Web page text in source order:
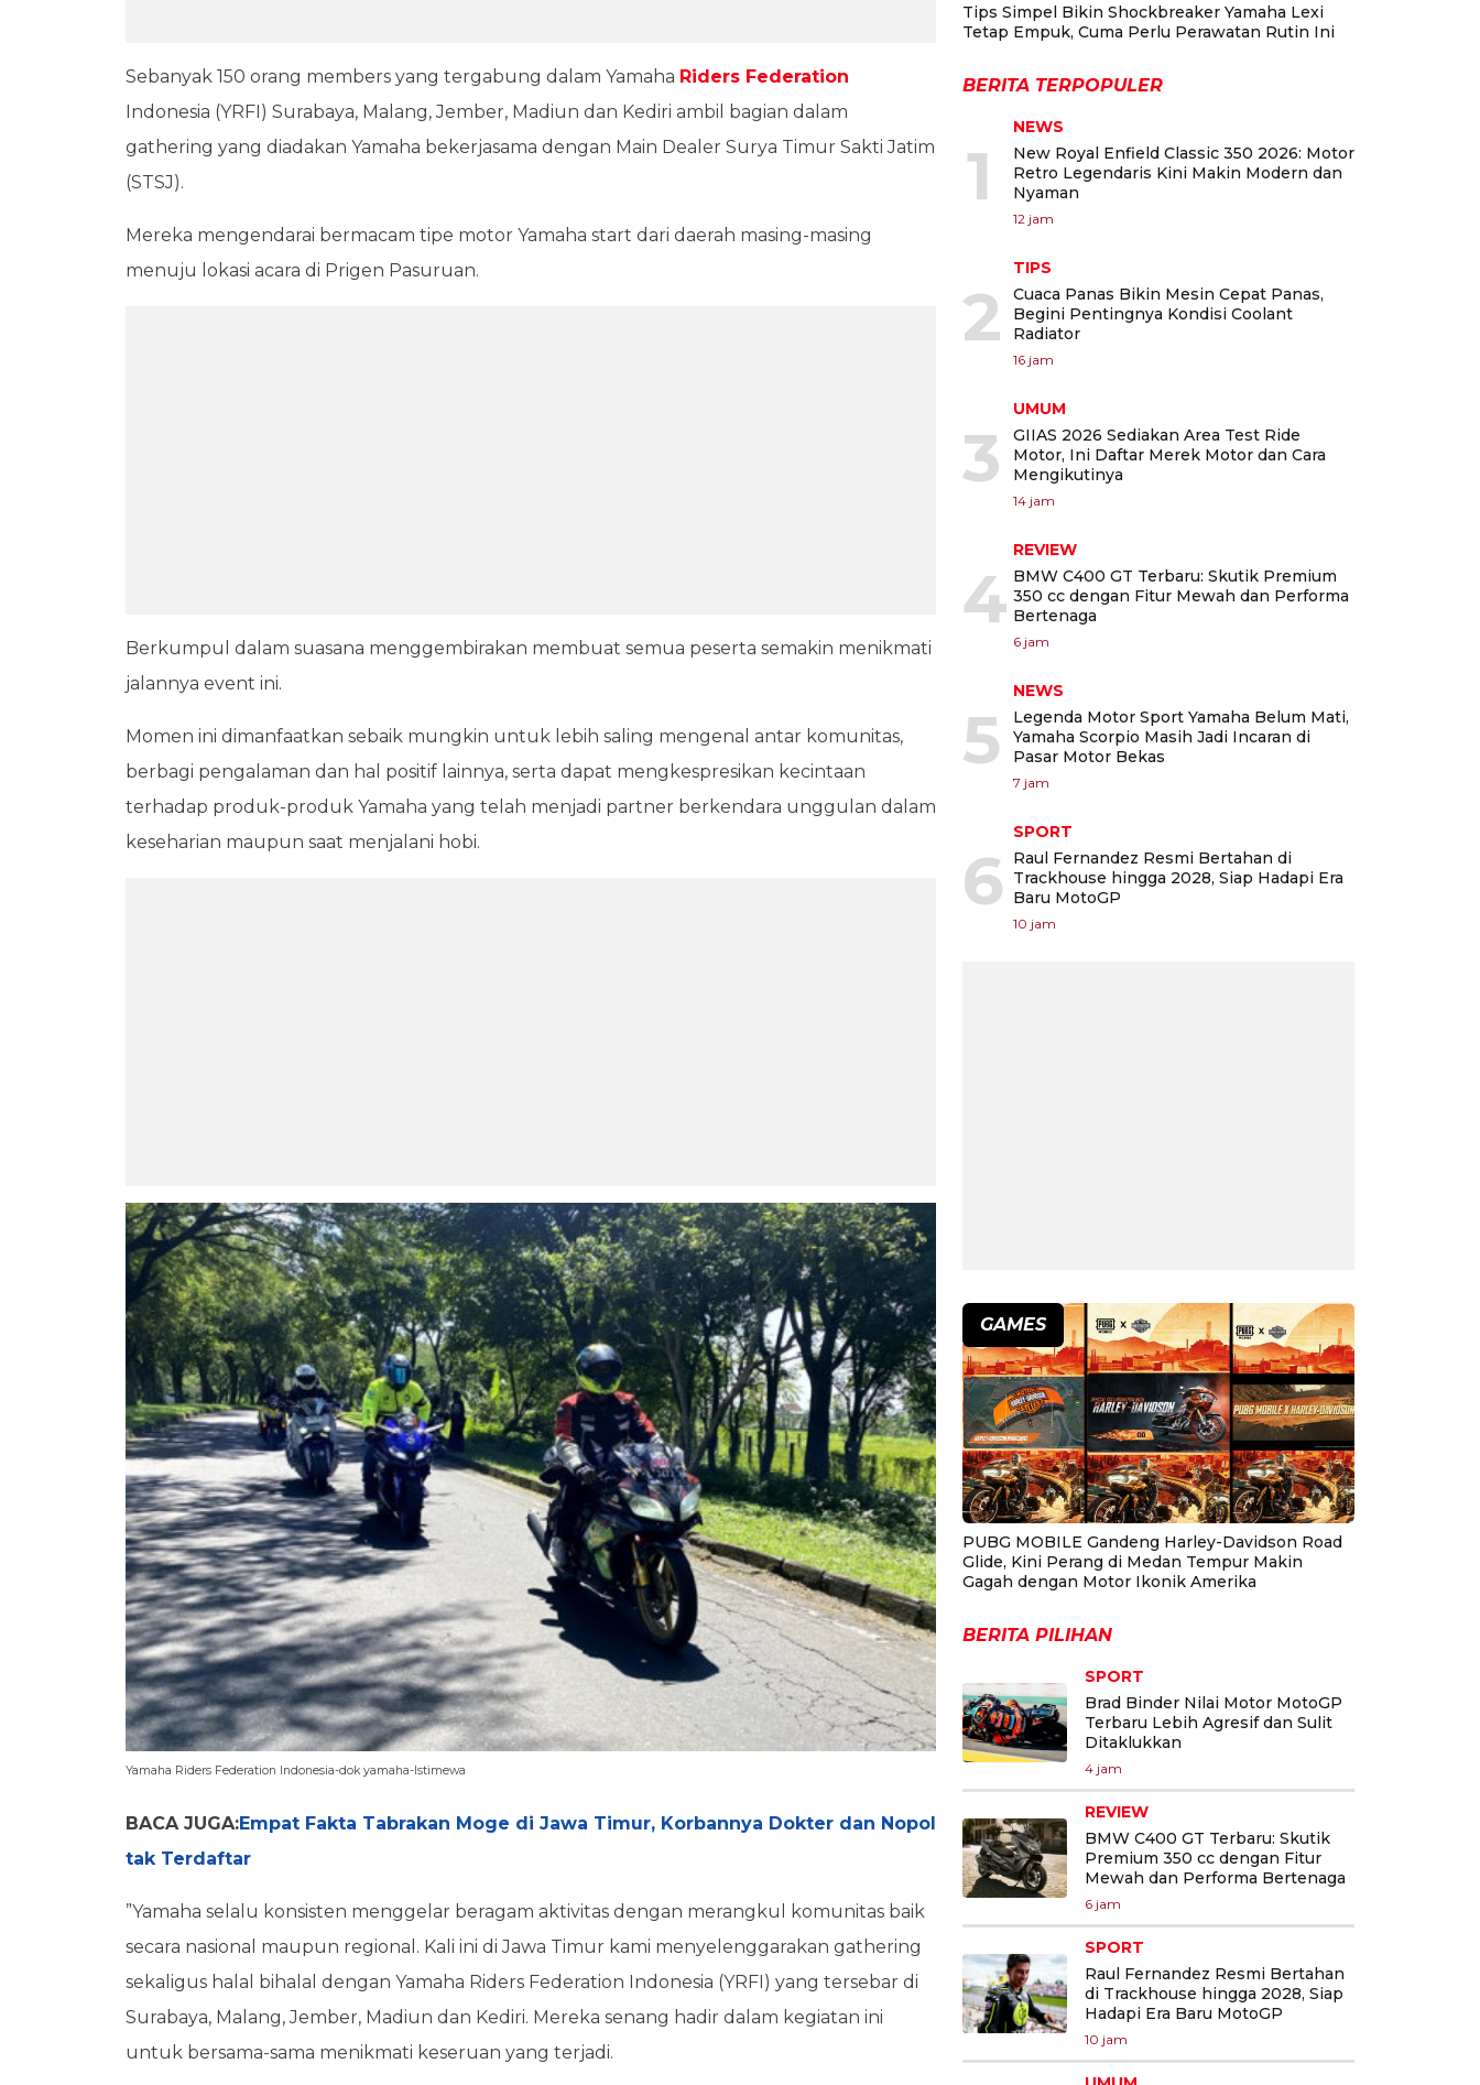
Sebanyak 150 orang members yang tergabung dalam Yamaha Riders Federation
Indonesia (YRFI) Surabaya, Malang, Jember, Madiun dan Kediri ambil bagian dalam
gathering yang diadakan Yamaha bekerjasama dengan Main Dealer Surya Timur Sakti Jatim
(STSJ).
Mereka mengendarai bermacam tipe motor Yamaha start dari daerah masing-masing
menuju lokasi acara di Prigen Pasuruan.
Berkumpul dalam suasana menggembirakan membuat semua peserta semakin menikmati
jalannya event ini.
Momen ini dimanfaatkan sebaik mungkin untuk lebih saling mengenal antar komunitas,
berbagi pengalaman dan hal positif lainnya, serta dapat mengkespresikan kecintaan
terhadap produk-produk Yamaha yang telah menjadi partner berkendara unggulan dalam
keseharian maupun saat menjalani hobi.
Yamaha Riders Federation Indonesia-dok yamaha-Istimewa
BACA JUGA:Empat Fakta Tabrakan Moge di Jawa Timur, Korbannya Dokter dan Nopol
tak Terdaftar
”Yamaha selalu konsisten menggelar beragam aktivitas dengan merangkul komunitas baik
secara nasional maupun regional. Kali ini di Jawa Timur kami menyelenggarakan gathering
sekaligus halal bihalal dengan Yamaha Riders Federation Indonesia (YRFI) yang tersebar di
Surabaya, Malang, Jember, Madiun dan Kediri. Mereka senang hadir dalam kegiatan ini
untuk bersama-sama menikmati keseruan yang terjadi.
Tips Simpel Bikin Shockbreaker Yamaha Lexi
Tetap Empuk, Cuma Perlu Perawatan Rutin Ini
BERITA TERPOPULER
1
NEWS
New Royal Enfield Classic 350 2026: Motor
Retro Legendaris Kini Makin Modern dan
Nyaman
12 jam
2
TIPS
Cuaca Panas Bikin Mesin Cepat Panas,
Begini Pentingnya Kondisi Coolant
Radiator
16 jam
3
UMUM
GIIAS 2026 Sediakan Area Test Ride
Motor, Ini Daftar Merek Motor dan Cara
Mengikutinya
14 jam
4
REVIEW
BMW C400 GT Terbaru: Skutik Premium
350 cc dengan Fitur Mewah dan Performa
Bertenaga
6 jam
5
NEWS
Legenda Motor Sport Yamaha Belum Mati,
Yamaha Scorpio Masih Jadi Incaran di
Pasar Motor Bekas
7 jam
6
SPORT
Raul Fernandez Resmi Bertahan di
Trackhouse hingga 2028, Siap Hadapi Era
Baru MotoGP
10 jam
GAMES
PUBG MOBILE Gandeng Harley-Davidson Road
Glide, Kini Perang di Medan Tempur Makin
Gagah dengan Motor Ikonik Amerika
BERITA PILIHAN
SPORT
Brad Binder Nilai Motor MotoGP
Terbaru Lebih Agresif dan Sulit
Ditaklukkan
4 jam
REVIEW
BMW C400 GT Terbaru: Skutik
Premium 350 cc dengan Fitur
Mewah dan Performa Bertenaga
6 jam
SPORT
Raul Fernandez Resmi Bertahan
di Trackhouse hingga 2028, Siap
Hadapi Era Baru MotoGP
10 jam